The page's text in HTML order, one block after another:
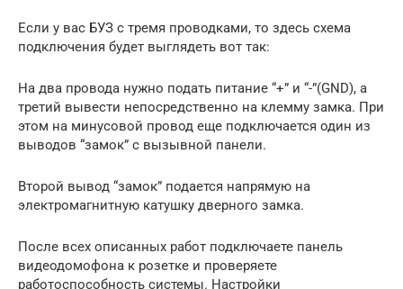
Если у вас БУЗ с тремя проводками, то здесь схема
подключения будет выглядеть вот так:
На два провода нужно подать питание “+” и “-”(GND), а
третий вывести непосредственно на клемму замка. При
этом на минусовой провод еще подключается один из
выводов “замок” с вызывной панели.
Второй вывод “замок” подается напрямую на
электромагнитную катушку дверного замка.
После всех описанных работ подключаете панель
видеодомофона к розетке и проверяете
работоспособность системы. Настройки